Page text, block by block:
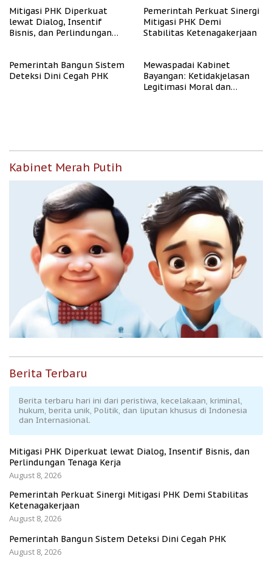
Mitigasi PHK Diperkuat
lewat Dialog, Insentif
Bisnis, dan Perlindungan
Pemerintah Perkuat Sinergi
Mitigasi PHK Demi
Stabilitas Ketenagakerjaan
Pemerintah Bangun Sistem
Deteksi Dini Cegah PHK
Mewaspadai Kabinet
Bayangan: Ketidakjelasan
Legitimasi Moral dan
Kabinet Merah Putih
Berita Terbaru
Berita terbaru hari ini dari peristiwa, kecelakaan, kriminal,
hukum, berita unik, Politik, dan liputan khusus di Indonesia
dan Internasional.
Mitigasi PHK Diperkuat lewat Dialog, Insentif Bisnis, dan
Perlindungan Tenaga Kerja
August 8, 2026
Pemerintah Perkuat Sinergi Mitigasi PHK Demi Stabilitas
Ketenagakerjaan
August 8, 2026
Pemerintah Bangun Sistem Deteksi Dini Cegah PHK
August 8, 2026